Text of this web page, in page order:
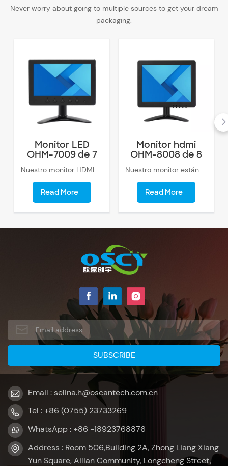
Never worry about going to multiple sources to get your dream
packaging.
Monitor LED
OHM-7009 de 7
pulgadas.
Read More
Monitor hdmi
OHM-8008 de 8
pulgadas
Read More
Email : selina.h@oscantech.com.cn
Tel : +86 (0755) 23733269
WhatsApp : +86 -18923768876
Address : Room 506,Building 2A, Zhong Liang Xiang
Yun Square, Ailian Community, Longcheng Street,